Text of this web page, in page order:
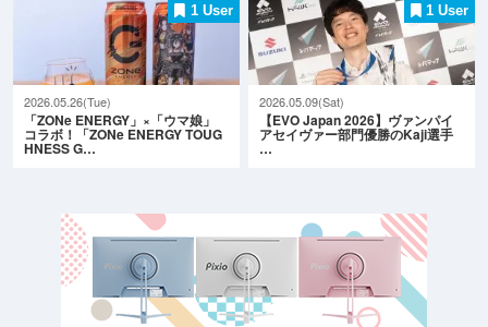
1 User
2026.05.26(Tue)
「ZONe ENERGY」×「ウマ娘」
コラボ！「ZONe ENERGY TOUG
HNESS G…
1 User
2026.05.09(Sat)
【EVO Japan 2026】ヴァンパイ
アセイヴァー部門優勝のKaji選手
…